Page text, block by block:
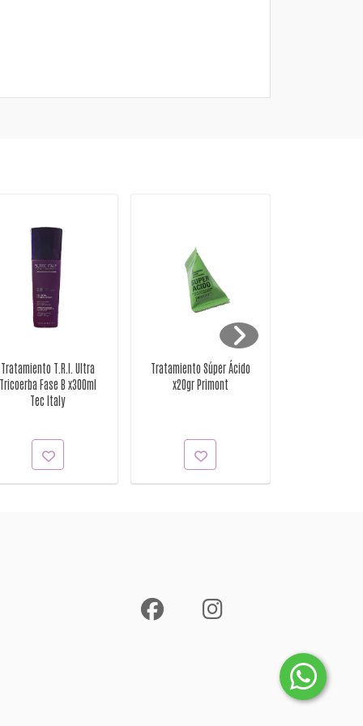
Tratamiento T.R.I. Ultra
Tricoerba Fase B x300ml
Tec Italy
Tratamiento Súper Ácido
x20gr Primont